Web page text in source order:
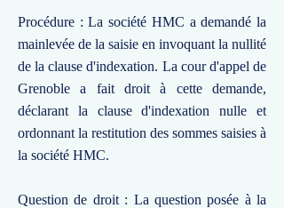
Procédure : La société HMC a demandé la
mainlevée de la saisie en invoquant la nullité
de la clause d'indexation. La cour d'appel de
Grenoble a fait droit à cette demande,
déclarant la clause d'indexation nulle et
ordonnant la restitution des sommes saisies à
la société HMC.
Question de droit : La question posée à la